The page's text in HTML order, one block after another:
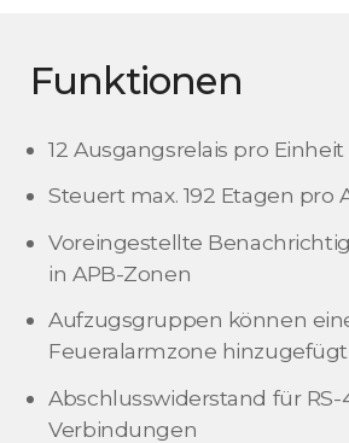
Funktionen
12 Ausgangsrelais pro Einheit
Steuert max. 192 Etagen pro
Voreingestellte
in APB-Zonen
Aufzugsgruppen können
Feueralarmzone
Abschlusswiderstand für RS-
Verbindungen